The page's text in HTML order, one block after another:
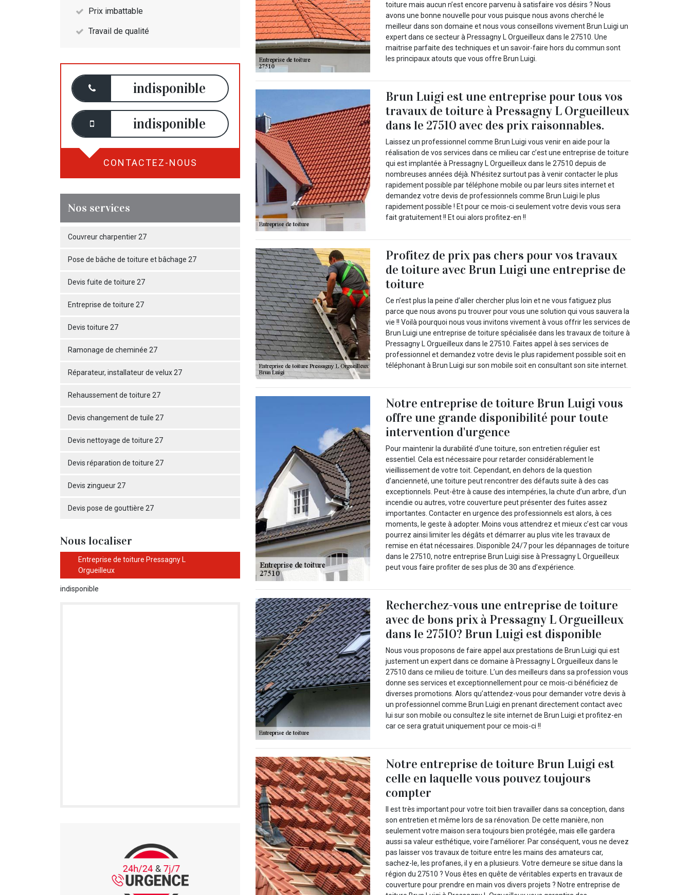
Prix imbattable
Travail de qualité
indisponible
indisponible
CONTACTEZ-NOUS
Nos services
Couvreur charpentier 27
Pose de bâche de toiture et bâchage 27
Devis fuite de toiture 27
Entreprise de toiture 27
Devis toiture 27
Ramonage de cheminée 27
Réparateur, installateur de velux 27
Rehaussement de toiture 27
Devis changement de tuile 27
Devis nettoyage de toiture 27
Devis réparation de toiture 27
Devis zingueur 27
Devis pose de gouttière 27
Nous localiser
Entreprise de toiture Pressagny L
Orgueilleux
indisponible
toiture mais aucun n’est encore parvenu à satisfaire vos désirs ? Nous
avons une bonne nouvelle pour vous puisque nous avons cherché le
meilleur dans son domaine et nous vous conseillons vivement Brun Luigi un
expert dans ce secteur à Pressagny L Orgueilleux dans le 27510. Une
maitrise parfaite des techniques et un savoir-faire hors du commun sont
les principaux atouts que vous offre Brun Luigi.
Brun Luigi est une entreprise pour tous vos
travaux de toiture à Pressagny L Orgueilleux
dans le 27510 avec des prix raisonnables.
Laissez un professionnel comme Brun Luigi vous venir en aide pour la
réalisation de vos services dans ce milieu car c’est une entreprise de toiture
qui est implantée à Pressagny L Orgueilleux dans le 27510 depuis de
nombreuses années déjà. N’hésitez surtout pas à venir contacter le plus
rapidement possible par téléphone mobile ou par leurs sites internet et
demandez votre devis de professionnels comme Brun Luigi le plus
rapidement possible ! Et pour ce mois-ci seulement votre devis vous sera
fait gratuitement !! Et oui alors profitez-en !!
Profitez de prix pas chers pour vos travaux
de toiture avec Brun Luigi une entreprise de
toiture
Ce n’est plus la peine d’aller chercher plus loin et ne vous fatiguez plus
parce que nous avons pu trouver pour vous une solution qui vous sauvera la
vie !! Voilà pourquoi nous vous invitons vivement à vous offrir les services de
Brun Luigi une entreprise de toiture spécialisée dans les travaux de toiture à
Pressagny L Orgueilleux dans le 27510. Faites appel à ses services de
professionnel et demandez votre devis le plus rapidement possible soit en
téléphonant à Brun Luigi sur son mobile soit en consultant son site internet.
Notre entreprise de toiture Brun Luigi vous
offre une grande disponibilité pour toute
intervention d'urgence
Pour maintenir la durabilité d’une toiture, son entretien régulier est
essentiel. Cela est nécessaire pour retarder considérablement le
vieillissement de votre toit. Cependant, en dehors de la question
d’ancienneté, une toiture peut rencontrer des défauts suite à des cas
exceptionnels. Peut-être à cause des intempéries, la chute d’un arbre, d’un
incendie ou autres, votre couverture peut présenter des fuites assez
importantes. Contacter en urgence des professionnels est alors, à ces
moments, le geste à adopter. Moins vous attendrez et mieux c’est car vous
pourrez ainsi limiter les dégâts et démarrer au plus vite les travaux de
remise en état nécessaires. Disponible 24/7 pour les dépannages de toiture
dans le 27510, notre entreprise Brun Luigi sise à Pressagny L Orgueilleux
peut vous faire profiter de ses plus de 30 ans d’expérience.
Recherchez-vous une entreprise de toiture
avec de bons prix à Pressagny L Orgueilleux
dans le 27510? Brun Luigi est disponible
Nous vous proposons de faire appel aux prestations de Brun Luigi qui est
justement un expert dans ce domaine à Pressagny L Orgueilleux dans le
27510 dans ce milieu de toiture. L’un des meilleurs dans sa profession vous
donne ses services et exceptionnellement pour ce mois-ci bénéficiez de
diverses promotions. Alors qu’attendez-vous pour demander votre devis à
un professionnel comme Brun Luigi en prenant directement contact avec
lui sur son mobile ou consultez le site internet de Brun Luigi et profitez-en
car ce sera gratuit uniquement pour ce mois-ci !!
Notre entreprise de toiture Brun Luigi est
celle en laquelle vous pouvez toujours
compter
Il est très important pour votre toit bien travailler dans sa conception, dans
son entretien et même lors de sa rénovation. De cette manière, non
seulement votre maison sera toujours bien protégée, mais elle gardera
aussi sa valeur esthétique, voire l’améliorer. Par conséquent, vous ne devez
pas laisser vos travaux de toiture entre les mains des amateurs car,
sachez-le, les profanes, il y en a plusieurs. Votre demeure se situe dans la
région du 27510 ? Vous êtes en quête de véritables experts en travaux de
couverture pour prendre en main vos divers projets ? Notre entreprise de